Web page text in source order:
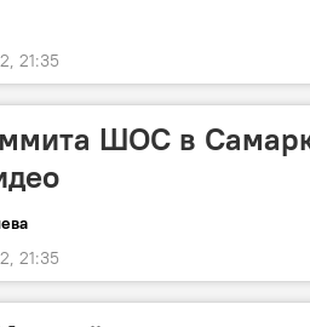
21:35
ШОС в
21:35